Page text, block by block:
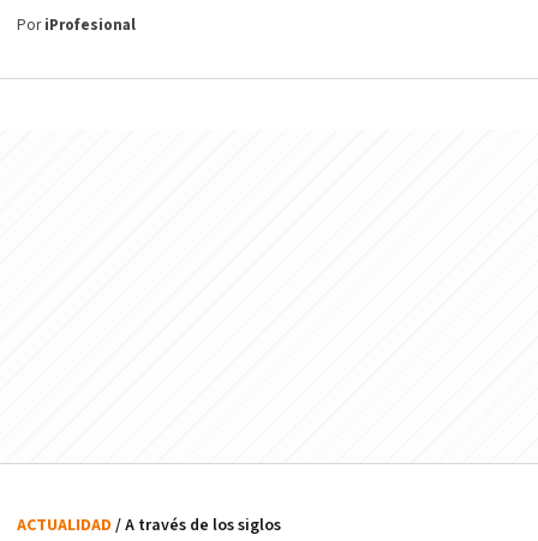
PoriProfesional
ACTUALIDAD / A través de los siglos